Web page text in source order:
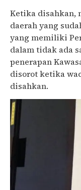
Ketika disahkan,
daerah yang
yang memiliki
dalam tidak ada
penerapan
disorot ketika
disahkan.